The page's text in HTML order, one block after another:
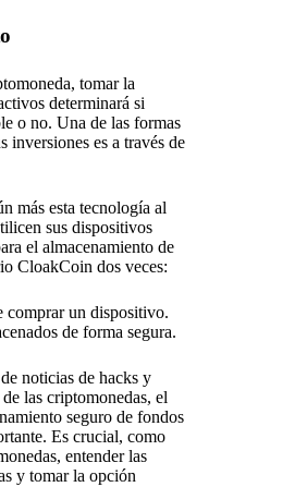
tomar la
determinará si
o no. Una de las formas
inversiones es a través de
más esta tecnología al
sus dispositivos
el almacenamiento de
CloakCoin dos veces:
comprar un dispositivo.
de forma segura.
noticias de hacks y
las criptomonedas, el
seguro de fondos
Es crucial, como
entender las
y tomar la opción